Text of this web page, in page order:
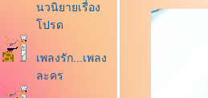
นวนิยายเรื่อง
ปรด
เพลงรัก...เพลง
ละคร